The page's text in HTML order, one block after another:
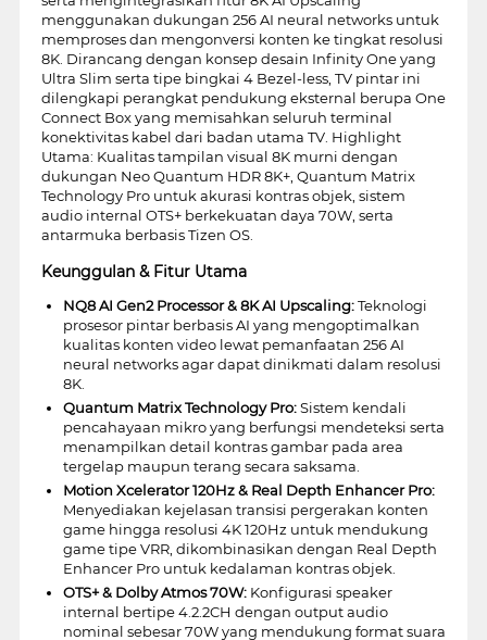
menggunakan dukungan 256 AI neural networks untuk
memproses dan mengonversi konten ke tingkat resolusi
8K. Dirancang dengan konsep desain Infinity One yang
Ultra Slim serta tipe bingkai 4 Bezel-less, TV pintar ini
dilengkapi perangkat pendukung eksternal berupa One
Connect Box yang memisahkan seluruh terminal
konektivitas kabel dari badan utama TV. Highlight
Utama: Kualitas tampilan visual 8K murni dengan
dukungan Neo Quantum HDR 8K+, Quantum Matrix
Technology Pro untuk akurasi kontras objek, sistem
audio internal OTS+ berkekuatan daya 70W, serta
antarmuka berbasis Tizen OS.
Keunggulan & Fitur Utama
NQ8 AI Gen2 Processor & 8K AI Upscaling:Teknologi
prosesor pintar berbasis AI yang mengoptimalkan
kualitas konten video lewat pemanfaatan 256 AI
neural networks agar dapat dinikmati dalam resolusi
8K.
Quantum Matrix Technology Pro:Sistem kendali
pencahayaan mikro yang berfungsi mendeteksi serta
menampilkan detail kontras gambar pada area
tergelap maupun terang secara saksama.
Motion Xcelerator 120Hz & Real Depth Enhancer Pro:
Menyediakan kejelasan transisi pergerakan konten
game hingga resolusi 4K 120Hz untuk mendukung
game tipe VRR, dikombinasikan dengan Real Depth
Enhancer Pro untuk kedalaman kontras objek.
OTS+ & Dolby Atmos 70W:Konfigurasi speaker
internal bertipe 4.2.2CH dengan output audio
nominal sebesar 70W yang mendukung format suara